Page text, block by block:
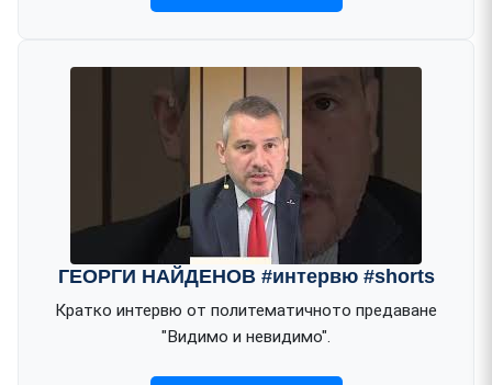
ГЕОРГИ НАЙДЕНОВ #интервю #shorts
Кратко интервю от политематичното предаване
"Видимо и невидимо".